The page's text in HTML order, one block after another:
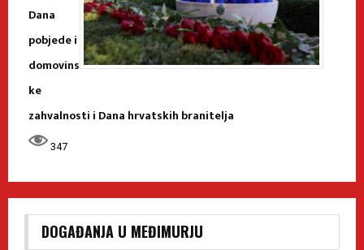
Dana
pobjede i
domovins
ke
zahvalnosti i Dana hrvatskih branitelja
347
DOGAĐANJA U MEĐIMURJU